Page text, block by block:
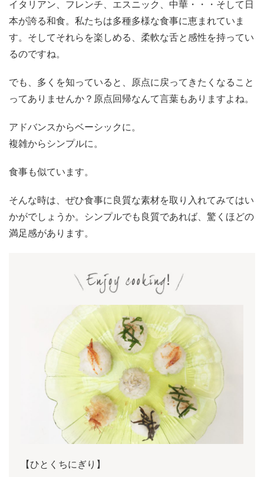
イタリアン、フレンチ、エスニック、中華・・・そして日
本が誇る和食。私たちは多種多様な食事に恵まれていま
す。そしてそれらを楽しめる、柔軟な舌と感性を持ってい
るのですね。
でも、多くを知っていると、原点に戻ってきたくなること
ってありませんか？原点回帰なんて言葉もありますよね。
アドバンスからベーシックに。
複雑からシンプルに。
食事も似ています。
そんな時は、ぜひ食事に良質な素材を取り入れてみてはい
かがでしょうか。シンプルでも良質であれば、驚くほどの
満足感があります。
【ひとくちにぎり】